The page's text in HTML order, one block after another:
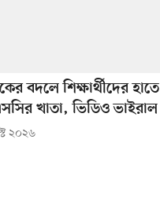
বদলে শিক্ষার্থীদের হাতে
খাতা, ভিডিও ভাইরাল
২০২৬